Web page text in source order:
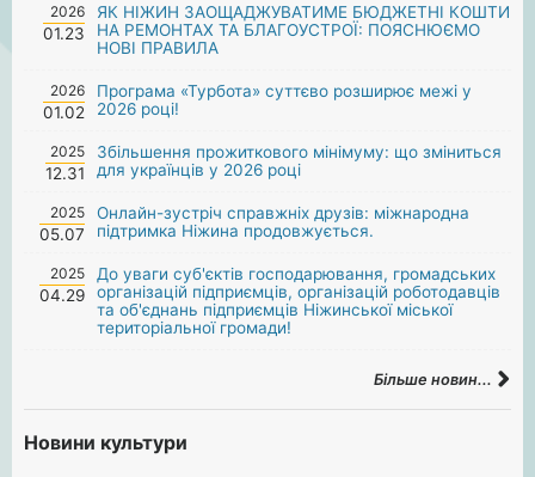
2026
01.23
ЯК НІЖИН ЗАОЩАДЖУВАТИМЕ БЮДЖЕТНІ КОШТИ
НА РЕМОНТАХ ТА БЛАГОУСТРОЇ: ПОЯСНЮЄМО
НОВІ ПРАВИЛА
2026
01.02
Програма «Турбота» суттєво розширює межі у
2026 році!
2025
12.31
Збільшення прожиткового мінімуму: що зміниться
для українців у 2026 році
2025
05.07
Онлайн-зустріч справжніх друзів: міжнародна
підтримка Ніжина продовжується.
2025
04.29
До уваги суб'єктів господарювання, громадських
організацій підприємців, організацій роботодавців
та об'єднань підприємців Ніжинської міської
територіальної громади!
Більше новин...
Новини культури